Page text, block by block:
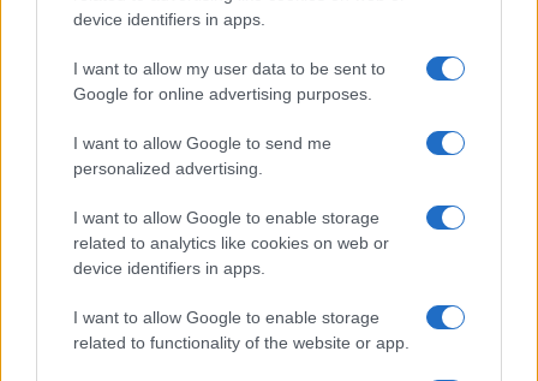
device identifiers in apps.
I want to allow my user data to be sent to
Google for online advertising purposes.
I want to allow Google to send me
personalized advertising.
I want to allow Google to enable storage
related to analytics like cookies on web or
device identifiers in apps.
I want to allow Google to enable storage
related to functionality of the website or app.
F
a
ce
b
o
o
k
T
w
it
te
r
Pi
n
te
re
st
W
h
at
s
A
p
p
S
h
a
Articolo precedente
Prossimo articolo
NOTIZIE RECENTI
Le previsioni meteo per il weekend a Olbia e in